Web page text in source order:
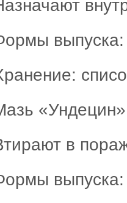
выпуска:
в
выпуска: